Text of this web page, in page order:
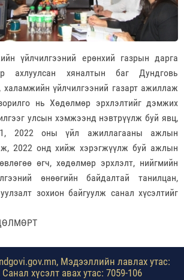
үйлчилгээний ерөнхий газрын дарга
ахлуулсан хяналтын баг Дундговь
үйлчилгээний газарт ажиллаж
нь Хөдөлмөр эрхлэлтийг дэмжих
улсын хэмжээнд нэвтрүүлж буй явц,
2022 оны үйл ажиллагааны ажлын
2022 онд хийж хэрэгжүүлж буй ажлын
өгч, хөдөлмөр эрхлэлт, нийгмийн
өнөөгийн байдалтай танилцан,
зохион байгуулж санал хүсэлтийг
Мэдээллийн лавлах утас:
Санал хүсэлт авах утас: 7059-106